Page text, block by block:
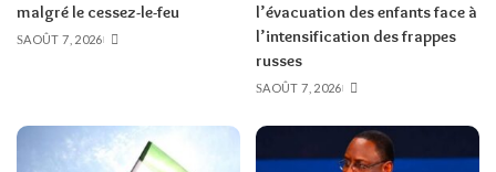
malgré le cessez-le-feu
AOÛT 7, 2026
l’évacuation des enfants face à
l’intensification des frappes
russes
AOÛT 7, 2026